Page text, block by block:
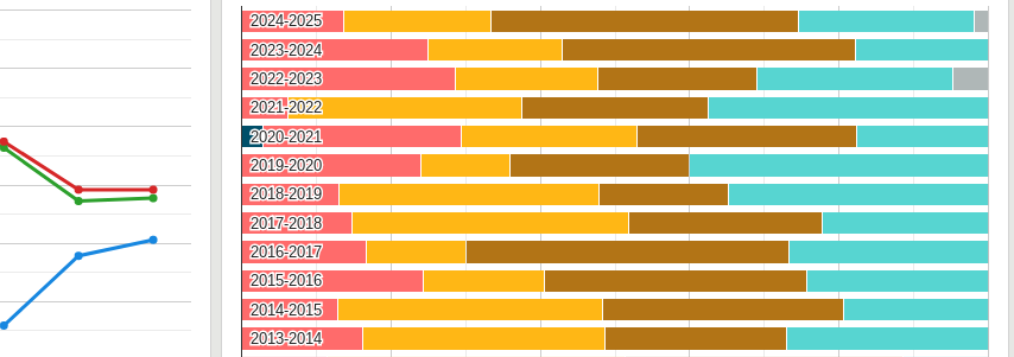
2024-2025
2024-2025
2023-2024
2023-2024
2022-2023
2022-2023
2021-2022
2021-2022
2020-2021
2020-2021
2019-2020
2019-2020
2018-2019
2018-2019
2017-2018
2017-2018
2016-2017
2016-2017
2015-2016
2015-2016
2014-2015
2014-2015
2013-2014
2013-2014